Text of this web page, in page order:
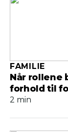
Når rollene
forhold til
FAMILIE
2 min